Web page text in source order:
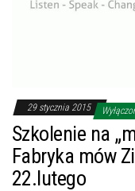
29 stycznia 2015
Szkolenie na
Fabryka mów
22.lutego